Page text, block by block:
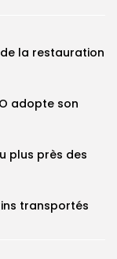
la restauration
adopte son
plus près des
transportés